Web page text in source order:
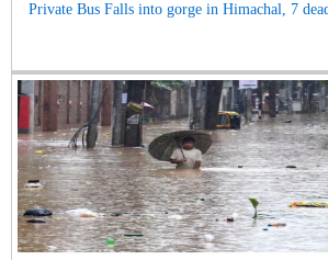
Private Bus Falls into gorge in Himachal, 7